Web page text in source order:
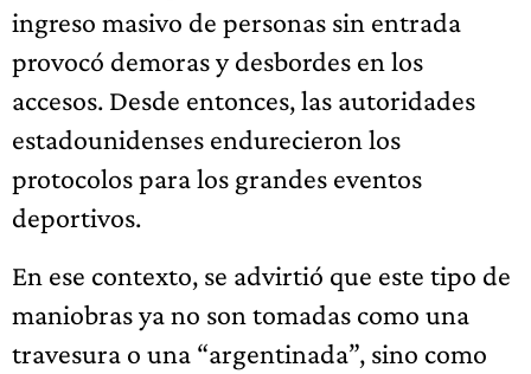
ingreso masivo de personas sin entrada
provocó demoras y desbordes en los
accesos. Desde entonces, las autoridades
estadounidenses endurecieron los
protocolos para los grandes eventos
deportivos.
En ese contexto, se advirtió que este tipo de
maniobras ya no son tomadas como una
travesura o una “argentinada”, sino como